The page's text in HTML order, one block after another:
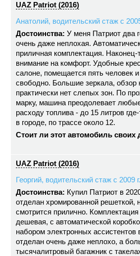
UAZ Patriot (2016)
Анатолий, водительский стаж с
Достоинства: У меня Патриот два
очень даже неплохая.
приличная комплектация.
внимание на комфорт. Удобные
салоне, помещается пять человек
свободно. Большие зеркала, обзор
практически нет слепых зон. По
марку, машина преодолевает
расходу топлива - до 15 литров
в городе, по трассе около 12.
Стоит ли этот автомобиль своих
UAZ Patriot (2016)
Георгий, водительский стаж с 2009 г.
Достоинства: Купил Патриот в
отделан хромированной решеткой,
смотрится прилично.
дешевая, с автоматической
набором электронных
отделан очень даже неплохо, а
тысячалитровый багажник с